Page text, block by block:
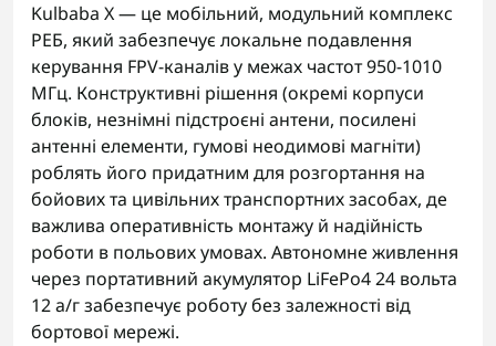
Kulbaba X — це мобільний, модульний комплекс
РЕБ, який забезпечує локальне подавлення
керування FPV-каналів у межах частот 950-1010
МГц. Конструктивні рішення (окремі корпуси
блоків, незнімні підстроєні антени, посилені
антенні елементи, гумові неодимові магніти)
роблять його придатним для розгортання на
бойових та цивільних транспортних засобах, де
важлива оперативність монтажу й надійність
роботи в польових умовах. Автономне живлення
через портативний акумулятор LiFePo4 24 вольта
12 а/г забезпечує роботу без залежності від
бортової мережі.